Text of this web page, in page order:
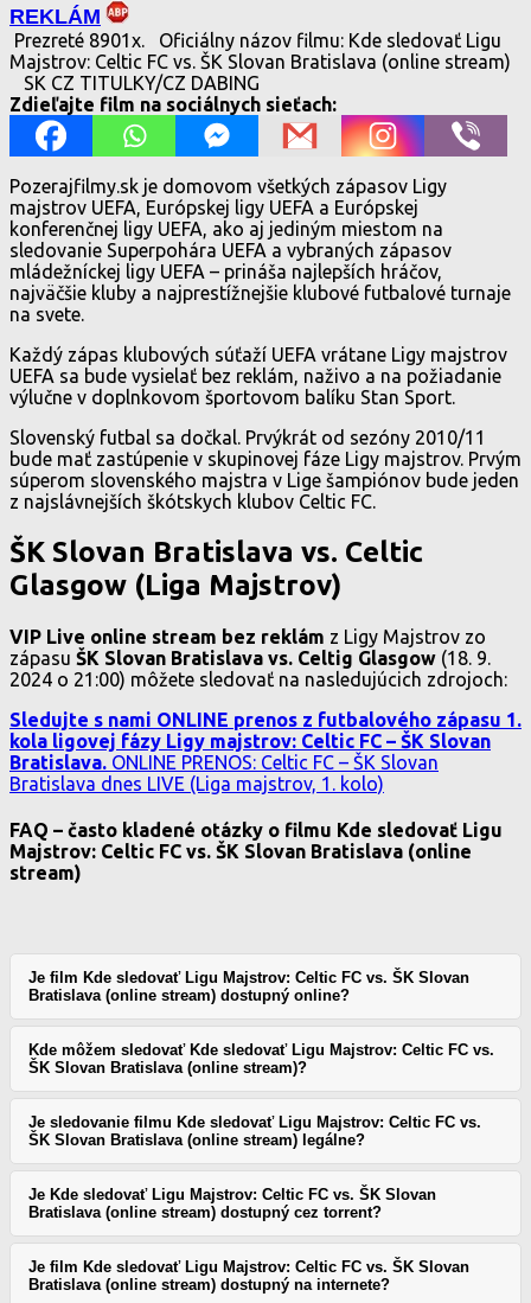
REKLÁM
Prezreté 8901x.
Oficiálny názov filmu: Kde sledovať Ligu
Majstrov: Celtic FC vs. ŠK Slovan Bratislava (online stream)
SK CZ TITULKY/CZ DABING
Zdieľajte film na sociálnych sieťach:
Pozerajfilmy.sk je domovom všetkých zápasov Ligy
majstrov UEFA, Európskej ligy UEFA a Európskej
konferenčnej ligy UEFA, ako aj jediným miestom na
sledovanie Superpohára UEFA a vybraných zápasov
mládežníckej ligy UEFA – prináša najlepších hráčov,
najväčšie kluby a najprestížnejšie klubové futbalové turnaje
na svete.
Každý zápas klubových súťaží UEFA vrátane Ligy majstrov
UEFA sa bude vysielať bez reklám, naživo a na požiadanie
výlučne v doplnkovom športovom balíku Stan Sport.
Slovenský futbal sa dočkal. Prvýkrát od sezóny 2010/11
bude mať zastúpenie v skupinovej fáze Ligy majstrov. Prvým
súperom slovenského majstra v Lige šampiónov bude jeden
z najslávnejších škótskych klubov Celtic FC.
ŠK Slovan Bratislava vs. Celtic
Glasgow (Liga Majstrov)
VIP Live online stream bez reklám z Ligy Majstrov zo
zápasu ŠK Slovan Bratislava vs. Celtig Glasgow (18. 9.
2024 o 21:00) môžete sledovať na nasledujúcich zdrojoch:
Sledujte s nami ONLINE prenos z futbalového zápasu 1.
kola ligovej fázy Ligy majstrov: Celtic FC – ŠK Slovan
Bratislava. ONLINE PRENOS: Celtic FC – ŠK Slovan
Bratislava dnes LIVE (Liga majstrov, 1. kolo)
FAQ – často kladené otázky o filmu Kde sledovať Ligu
Majstrov: Celtic FC vs. ŠK Slovan Bratislava (online
stream)
Je film Kde sledovať Ligu Majstrov: Celtic FC vs. ŠK Slovan
Bratislava (online stream) dostupný online?
Kde môžem sledovať Kde sledovať Ligu Majstrov: Celtic FC vs.
ŠK Slovan Bratislava (online stream)?
Je sledovanie filmu Kde sledovať Ligu Majstrov: Celtic FC vs.
ŠK Slovan Bratislava (online stream) legálne?
Je Kde sledovať Ligu Majstrov: Celtic FC vs. ŠK Slovan
Bratislava (online stream) dostupný cez torrent?
Je film Kde sledovať Ligu Majstrov: Celtic FC vs. ŠK Slovan
Bratislava (online stream) dostupný na internete?